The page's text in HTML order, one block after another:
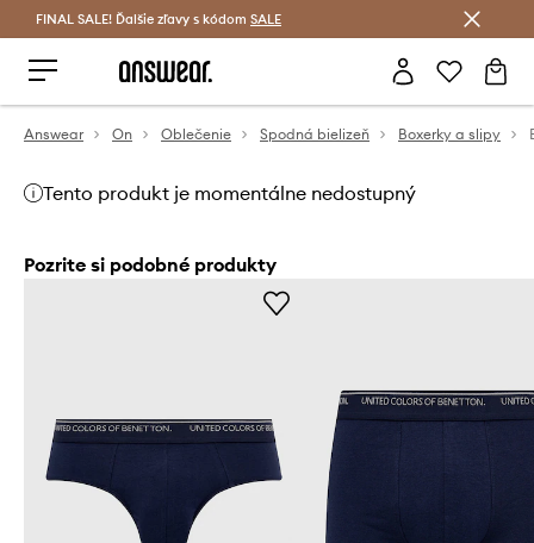
Šetrite s Answear Club >
FINAL SALE! Ďalšie zľavy s kódom SALE
Answear On Oblečenie Spodná bielizeň Boxerky a slipy
Tento produkt je momentálne nedostupný
Pozrite si podobné produkty